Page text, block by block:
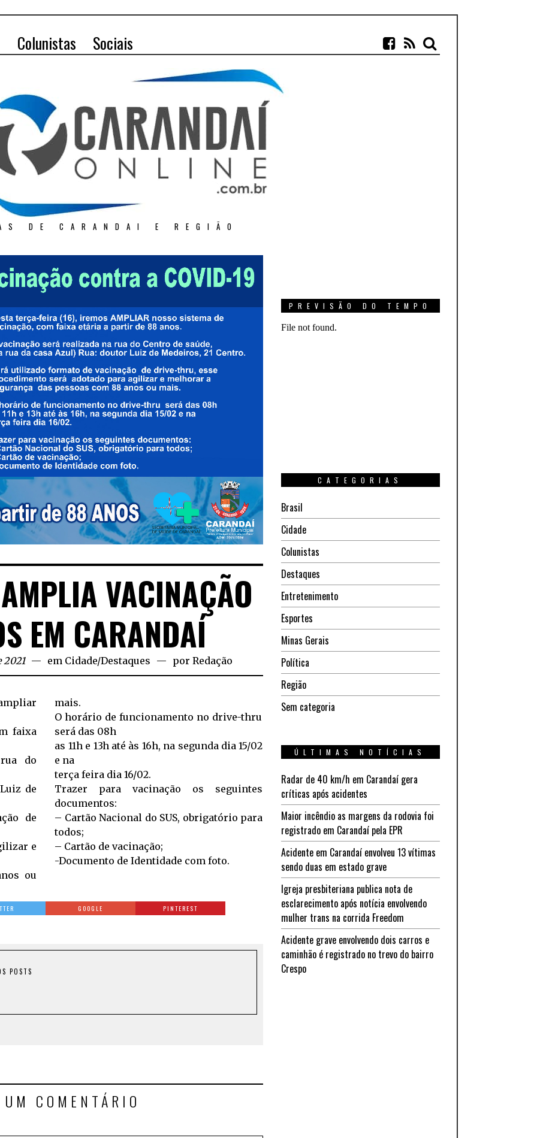
Colunistas Sociais
DE CARANDAI E REGIÃO
VACINAÇÃO
EM CARANDAÍ
2021 em Cidade/Destaques porRedação
faixa
do
de
de
e
ou
mais.
O horário de funcionamento no drive-thru
será das 08h
as 11h e 13h até às 16h, na segunda dia 15/02
e na
terça feira dia 16/02.
Trazer para vacinação os seguintes
documentos:
– Cartão Nacional do SUS, obrigatório para
todos;
– Cartão de vacinação;
-Documento de Identidade com foto.
GOOGLE PINTEREST
POSTS
COMENTÁRIO
PREVISÃO DO TEMPO
CATEGORIAS
Brasil
Cidade
Colunistas
Destaques
Entretenimento
Esportes
Minas Gerais
Política
Região
Sem categoria
ÚLTIMAS NOTÍCIAS
Radar de 40 km/h em Carandaí gera
críticas após acidentes
Maior incêndio as margens da rodovia foi
registrado em Carandaí pela EPR
Acidente em Carandaí envolveu 13 vítimas
sendo duas em estado grave
Igreja presbiteriana publica nota de
esclarecimento após notícia envolvendo
mulher trans na corrida Freedom
Acidente grave envolvendo dois carros e
caminhão é registrado no trevo do bairro
Crespo